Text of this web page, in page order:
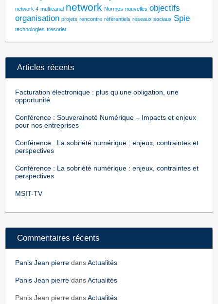
network 4 multicanal network Normes nouvelles objectifs
organisation projets rencontre référentiels réseaux sociaux Spie
technologies tresorier
Articles récents
Facturation électronique : plus qu’une obligation, une
opportunité
Conférence : Souveraineté Numérique – Impacts et enjeux
pour nos entreprises
Conférence : La sobriété numérique : enjeux, contraintes et
perspectives
Conférence : La sobriété numérique : enjeux, contraintes et
perspectives
MSIT-TV
Commentaires récents
Panis Jean pierre dansActualités
Panis Jean pierre dansActualités
Panis Jean pierre dansActualités